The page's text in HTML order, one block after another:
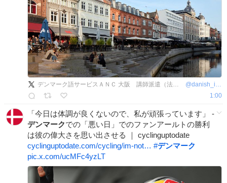
デンマーク語サービスＡＮＣ 大阪 講師派遣（法人向け語学研修）、翻訳、通訳、オンラインレッスンなど @danish_info
1:00
「今日は体調が良くないので、私が頑張っています」 -
デンマークでの「悪い日」でのファンアールトの勝利
は彼の偉大さを思い出させる ｜ cyclinguptodate
cyclinguptodate.com/cycling/im-not… #デンマーク
pic.x.com/ucMFc4yzLT